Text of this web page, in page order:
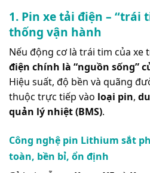
1. Pin xe tải điện – “trái
thống vận hành
Nếu động cơ là trái tim của xe
điện chính là “nguồn sống”
Hiệu suất, độ bền và quãng
thuộc trực tiếp vào loại pin,
quản lý nhiệt (BMS).
Công nghệ pin Lithium sắt
toàn, bền bỉ, ổn định